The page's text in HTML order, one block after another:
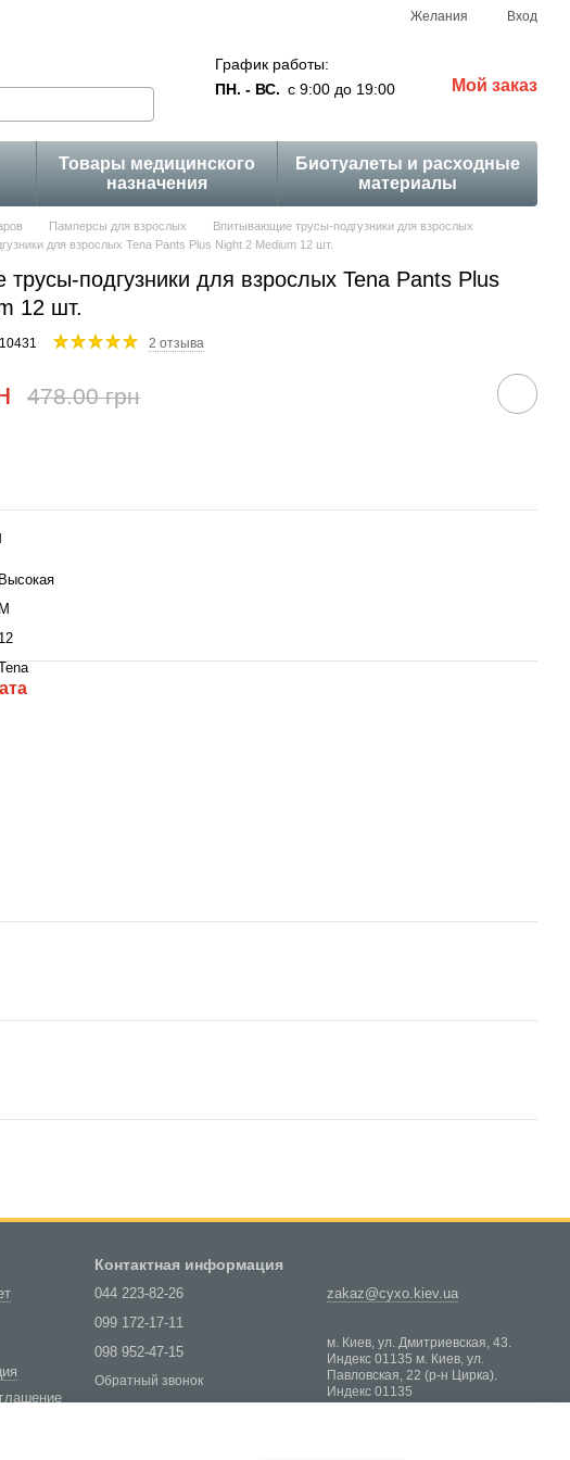
Желания Вход
График работы:
ПН. - ВС. с 9:00 до 19:00 Мой заказ
Товары медицинского
назначения
Биотуалеты и расходные
материалы
Памперсы для взрослых
Впитывающие трусы-подгузники для взрослых
для взрослых Tena Pants Plus Night 2 Medium 12 шт.
подгузники для взрослых Tena Pants Plus
12 шт.
2 отзыва
478.00 грн
Высокая
M
12
Контактная информация
044 223-82-26
099 172-17-11
098 952-47-15
Обратный звонок
zakaz@cyxo.kiev.ua
м. Киев, ул. Дмитриевская, 43.
Индекс 01135 м. Киев, ул.
Павловская, 22 (р-н Цирка).
Индекс 01135